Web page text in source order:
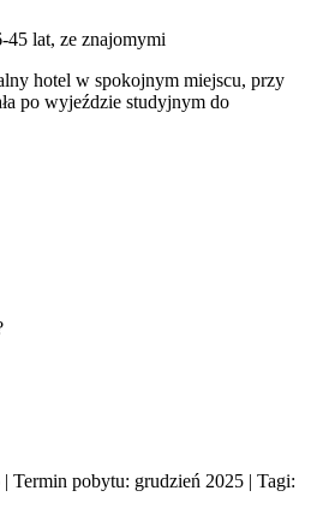
45 lat, ze znajomymi
hotel w spokojnym miejscu, przy
po wyjeździe studyjnym do
| Termin pobytu: grudzień 2025 | Tagi: